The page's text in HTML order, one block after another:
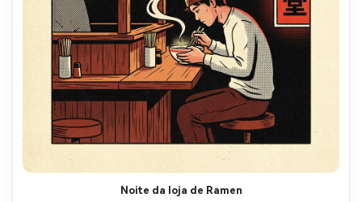
Noite da loja de Ramen
Crie imagens com
IA sem limites.
100% grátis!
Comece Grátis →